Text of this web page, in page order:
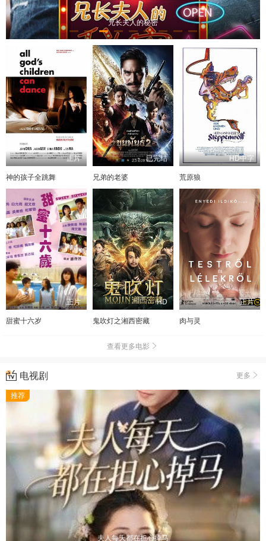
兄长夫人的秘密
正片
神的孩子全跳舞
已完结
兄弟的老婆
HD中字
荒原狼
正片
甜蜜十六岁
HD
鬼吹灯之湘西密藏
正片
肉与灵
查看更多电影
更多
电视剧
推荐
夫人每天都在担心掉马